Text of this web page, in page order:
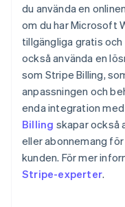
du använda en
om du har Microsoft
tillgängliga gratis och
också använda en
som Stripe Billing,
anpassningen och
enda integration
Billing skapar också
eller abonnemang
kunden. För mer
Stripe-experter.
Australien
English
Belgien
NederlandsFrançais
Brasilien